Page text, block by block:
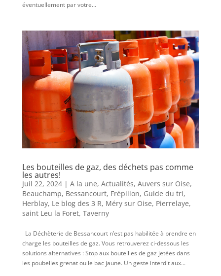
éventuellement par votre...
Les bouteilles de gaz, des déchets pas comme
les autres!
Juil 22, 2024| A la une, Actualités, Auvers sur Oise,
Beauchamp, Bessancourt, Frépillon, Guide du tri,
Herblay, Le blog des 3 R, Méry sur Oise, Pierrelaye,
saint Leu la Foret, Taverny
La Déchèterie de Bessancourt n’est pas habilitée à prendre en
charge les bouteilles de gaz. Vous retrouverez ci-dessous les
solutions alternatives : Stop aux bouteilles de gaz jetées dans
les poubelles grenat ou le bac jaune. Un geste interdit aux...